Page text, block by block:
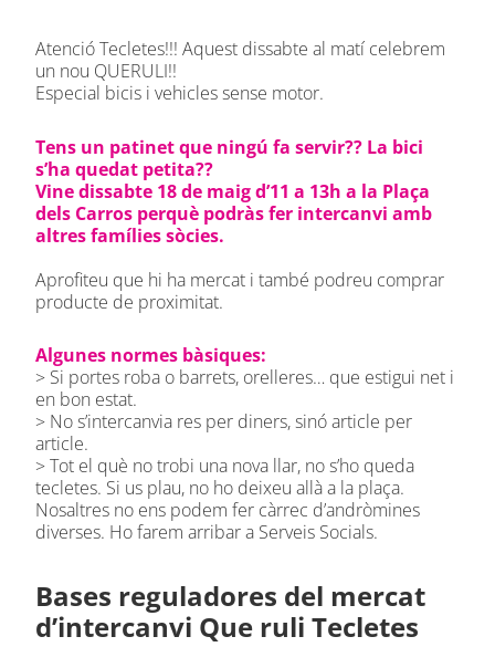
Atenció Tecletes!!! Aquest dissabte al matí celebrem
un nou QUERULI!!
Especial bicis i vehicles sense motor.
Tens un patinet que ningú fa servir?? La bici
s’ha quedat petita??
Vine dissabte 18 de maig d’11 a 13h a la Plaça
dels Carros perquè podràs fer intercanvi amb
altres famílies sòcies.
Aprofiteu que hi ha mercat i també podreu comprar
producte de proximitat.
Algunes normes bàsiques:⁠⁠
> Si portes roba o barrets, orelleres… que estigui net i
en bon estat.⁠⁠
> No s’intercanvia res per diners, sinó article per
article. ⁠⁠
> Tot el què no trobi una nova llar, no s’ho queda
tecletes. Si us plau, no ho deixeu allà a la plaça.
Nosaltres no ens podem fer càrrec d’andròmines
diverses.⁠⁠ Ho farem arribar a Serveis Socials.
Bases reguladores del mercat
d’intercanvi Que ruli Tecletes